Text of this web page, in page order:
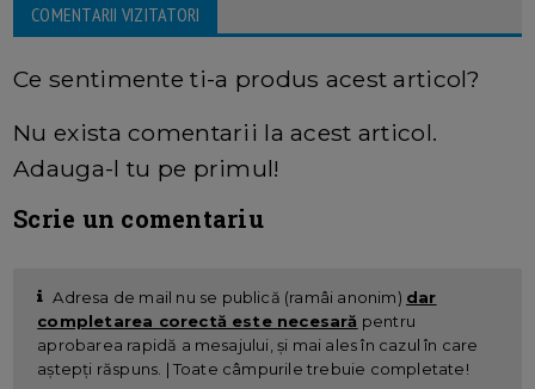
COMENTARII VIZITATORI
Ce sentimente ti-a produs acest articol?
Nu exista comentarii la acest articol.
Adauga-l tu pe primul!
Scrie un comentariu
Adresa de mail nu se publică (ramâi anonim) dar
completarea corectă este necesară pentru
aprobarea rapidă a mesajului, și mai ales în cazul în care
aștepți răspuns. | Toate câmpurile trebuie completate!